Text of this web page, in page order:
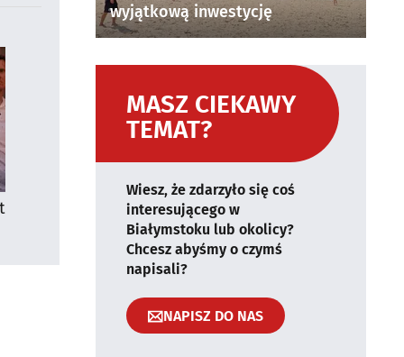
wyjątkową inwestycję
MASZ CIEKAWY
TEMAT?
Wiesz, że zdarzyło się coś
interesującego w
Białymstoku lub okolicy?
Chcesz abyśmy o czymś
napisali?
NAPISZ DO NAS